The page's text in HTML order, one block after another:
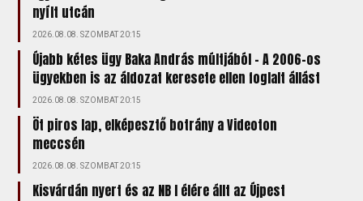
nyílt utcán
2026.08.08. SZOMBAT 20:15
Újabb kétes ügy Baka András múltjából – A 2006-os
ügyekben is az áldozat keresete ellen foglalt állást
2026.08.08. SZOMBAT 20:15
Öt piros lap, elképesztő botrány a Videoton
meccsén
2026.08.08. SZOMBAT 20:15
Kisvárdán nyert és az NB I élére állt az Újpest